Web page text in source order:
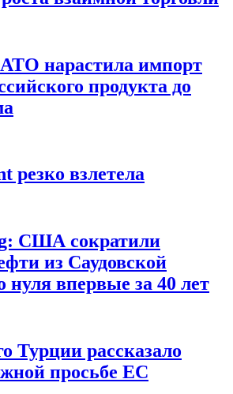
нарастила импорт
продукта до
резко взлетела
США сократили
из Саудовской
нуля впервые за 40 лет
Турции рассказало
просьбе ЕС